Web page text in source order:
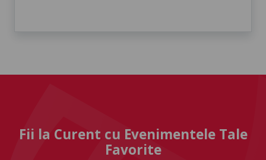
Fii la Curent cu Evenimentele Tale
Favorite